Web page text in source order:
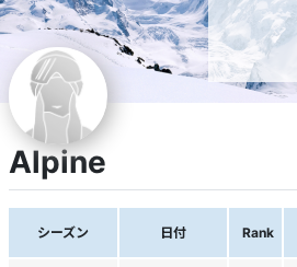
Alpine
シーズン 日付 Rank